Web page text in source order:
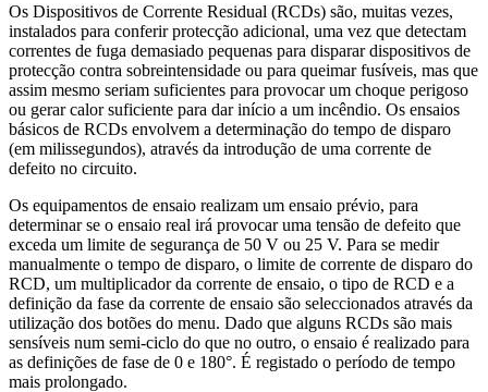
Os Dispositivos de Corrente Residual (RCDs) são, muitas vezes,
instalados para conferir protecção adicional, uma vez que detectam
correntes de fuga demasiado pequenas para disparar dispositivos de
protecção contra sobreintensidade ou para queimar fusíveis, mas que
assim mesmo seriam suficientes para provocar um choque perigoso
ou gerar calor suficiente para dar início a um incêndio. Os ensaios
básicos de RCDs envolvem a determinação do tempo de disparo
(em milissegundos), através da introdução de uma corrente de
defeito no circuito.
Os equipamentos de ensaio realizam um ensaio prévio, para
determinar se o ensaio real irá provocar uma tensão de defeito que
exceda um limite de segurança de 50 V ou 25 V. Para se medir
manualmente o tempo de disparo, o limite de corrente de disparo do
RCD, um multiplicador da corrente de ensaio, o tipo de RCD e a
definição da fase da corrente de ensaio são seleccionados através da
utilização dos botões do menu. Dado que alguns RCDs são mais
sensíveis num semi-ciclo do que no outro, o ensaio é realizado para
as definições de fase de 0 e 180°. É registado o período de tempo
mais prolongado.